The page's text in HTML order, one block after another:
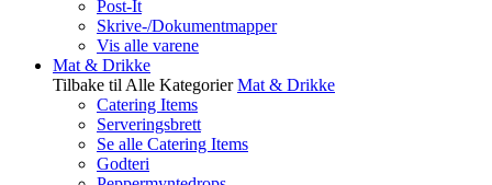
Post-It
Skrive-/Dokumentmapper
Vis alle varene
Mat & Drikke
Tilbake til Alle Kategorier Mat & Drikke
Catering Items
Serveringsbrett
Se alle Catering Items
Godteri